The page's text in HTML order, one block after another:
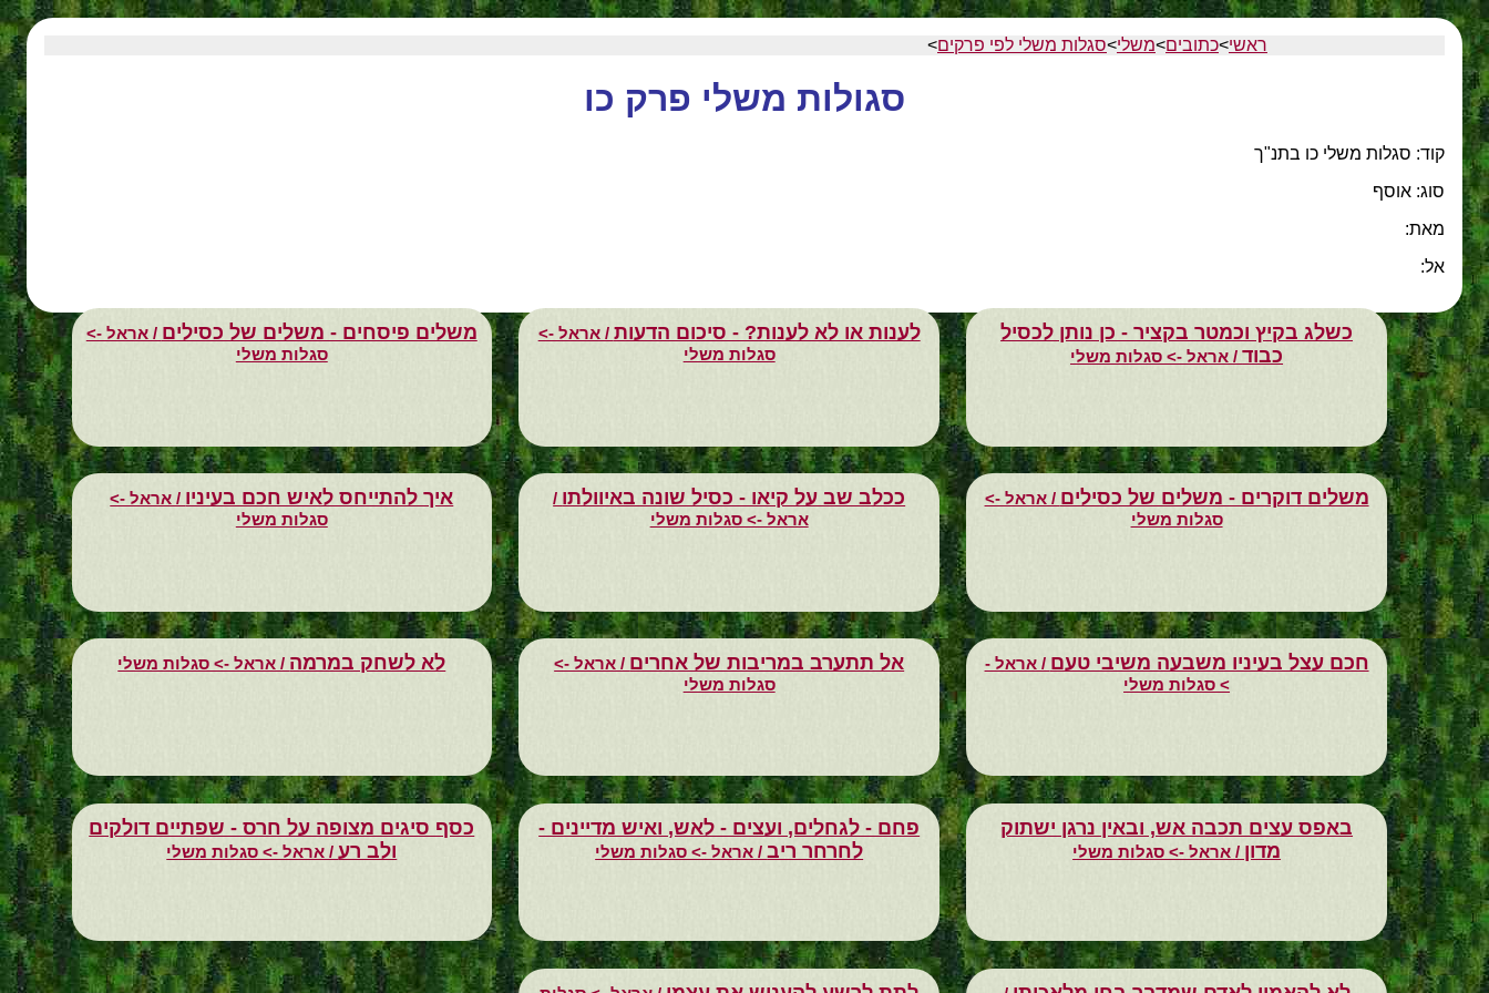
ראשי>כתובים>משלי>סגלות משלי לפי פרקים>
סגולות משלי פרק כו
קוד: סגלות משלי כו בתנ"ך
סוג: אוסף
מאת:
אל:
כשלג בקיץ וכמטר בקציר - כן נותן לכסיל
כבוד/ אראל -> סגלות משלי
לענות או לא לענות? - סיכום הדעות / אראל ->
סגלות משלי
משלים פיסחים - משלים של כסילים / אראל ->
סגלות משלי
משלים דוקרים - משלים של כסילים / אראל ->
סגלות משלי
ככלב שב על קיאו - כסיל שונה באיוולתו /
אראל -> סגלות משלי
איך להתייחס לאיש חכם בעיניו / אראל ->
סגלות משלי
חכם עצל בעיניו משבעה משיבי טעם / אראל -
> סגלות משלי
אל תתערב במריבות של אחרים / אראל ->
סגלות משלי
לא לשחק במרמה / אראל -> סגלות משלי
באפס עצים תכבה אש, ובאין נרגן ישתוק
מדון / אראל -> סגלות משלי
פחם - לגחלים, ועצים - לאש, ואיש מדיינים -
לחרחר ריב/ אראל -> סגלות משלי
כסף סיגים מצופה על חרס - שפתיים דולקים
ולב רע/ אראל -> סגלות משלי